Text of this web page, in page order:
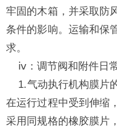
牢固的木箱，并采取防
条件的影响。运输和保
求。
ⅳ：调节阀和附件日常
1.气动执行机构膜片
在运行过程中受到伸缩
采用同规格的橡胶膜片